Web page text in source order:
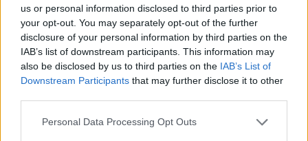
us or personal information disclosed to third parties prior to
your opt-out. You may separately opt-out of the further
disclosure of your personal information by third parties on the
IAB’s list of downstream participants. This information may
also be disclosed by us to third parties on the IAB’s List of
Downstream Participants that may further disclose it to other
Please note that this website/app uses one or more Google
Personal Data Processing Opt Outs